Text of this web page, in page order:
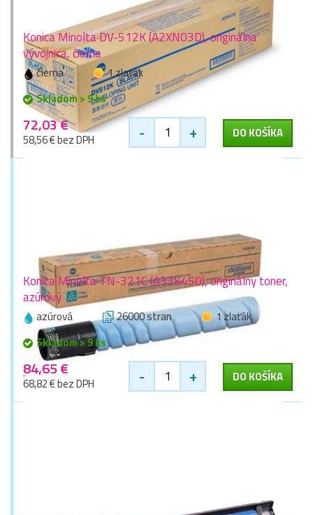
Konica Minolta DV-512K (A2XN03D), originálna
vývojnica, čierna
čierna
1 zlaťák
Skladom > 9 ks
72,03 €
58,56 € bez DPH - + DO KOŠÍKA
Konica Minolta TN-321C (A33K450), originálny toner,
azúrový
azúrová 26000 stran
1 zlaťák
Skladom > 9 ks
84,65 €
68,82 € bez DPH - + DO KOŠÍKA